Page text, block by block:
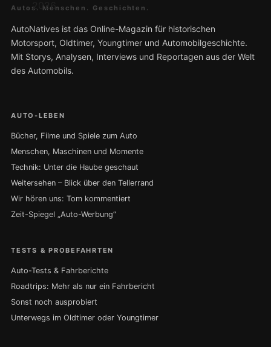
Autos. Menschen. Geschichten.
AutoNatives ist das Online-Magazin für historischen
Motorsport, Oldtimer, Youngtimer und Automobilgeschichte.
Mit Storys, Analysen, Interviews und Reportagen aus der Welt
des Automobils.
AUTO-LEBEN
Bücher, Filme und Spiele zum Auto
Menschen, Maschinen und Momente
Technik: Unter die Haube geschaut
Weitersehen – Blick über den Tellerrand
Wir hören uns: Tom kommentiert
Zeit-Spiegel „Auto-Werbung“
TESTS & PROBEFAHRTEN
Auto-Tests & Fahrberichte
Roadtrips: Mehr als nur ein Fahrbericht
Sonst noch ausprobiert
Unterwegs im Oldtimer oder Youngtimer